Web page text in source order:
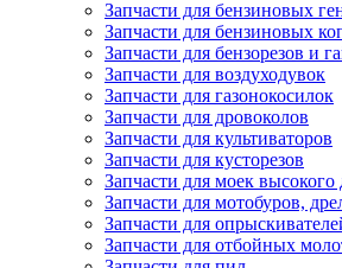
Запчасти для бензиновых
Запчасти для бензиновых
Запчасти для бензорезов и
Запчасти для воздуходувок
Запчасти для газонокосилок
Запчасти для дровоколов
Запчасти для культиваторов
Запчасти для кусторезов
Запчасти для моек высокого
Запчасти для мотобуров,
Запчасти для
Запчасти для отбойных